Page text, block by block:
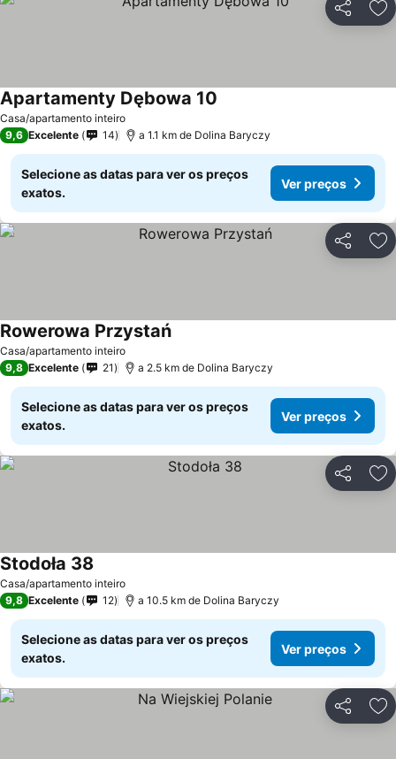
Partilhar
Casa/apartamento inteiro
Apartamenty Dębowa 10
9,6 Excelente 14 a 1.1 km de Dolina Baryczy
Selecione as datas para ver os preços
exatos.
Ver preços
Partilhar
Casa/apartamento inteiro
Rowerowa Przystań
9,8 Excelente 21 a 2.5 km de Dolina Baryczy
Selecione as datas para ver os preços
exatos.
Ver preços
Partilhar
Casa/apartamento inteiro
Stodoła 38
9,8 Excelente 12 a 10.5 km de Dolina Baryczy
Selecione as datas para ver os preços
exatos.
Ver preços
Partilhar